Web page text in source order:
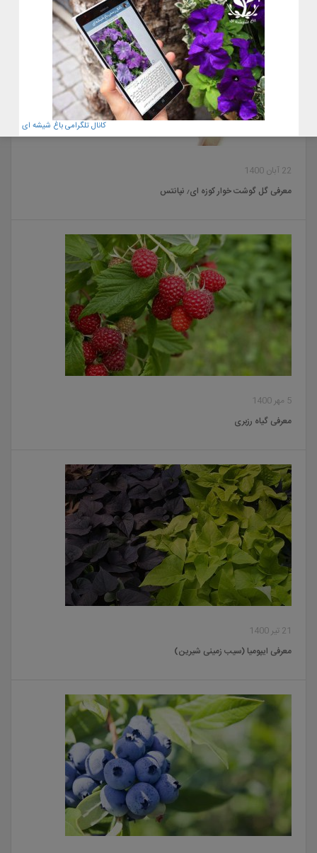
22 آبان 1400
معرفی گل گوشت خوار کوزه ای٫ نپانتس
5 مهر 1400
معرفی گیاه رزبری
21 تیر 1400
معرفی ایپومیا (سیب زمینی شیرین)
کانال تلگرامی باغ شیشه ای